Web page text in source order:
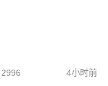
2996 4小时前